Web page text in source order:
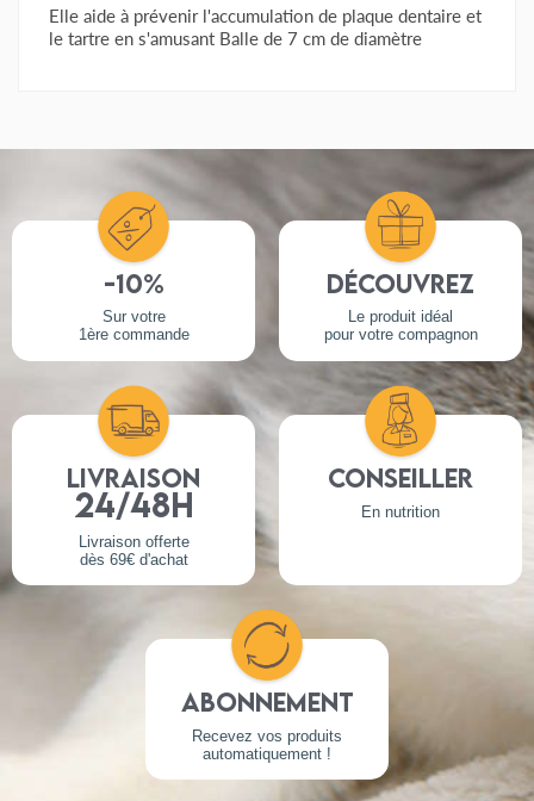
Elle aide à prévenir l'accumulation de plaque dentaire et
le tartre en s'amusant Balle de 7 cm de diamètre
VOIR L'ATTESTATION
Avis soumis à un contrôle
4/10
Basé sur 1 avis
Angélique C.
Publié le 10/08/2024 à 02:07(Date de commande : 01/08/2024)
Pas assez solide pour mes louloute
-10%
Sur votre
1ère commande
Découvrez
Le produit idéal
pour votre compagnon
Livraison
24/48h
Livraison offerte
dès 69€ d'achat
Conseiller
En nutrition
Abonnement
Recevez vos produits
automatiquement !